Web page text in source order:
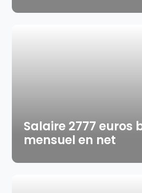
Salaire 2777 euros
mensuel en net